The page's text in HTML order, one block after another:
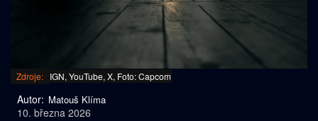
Zdroje: IGN, YouTube, X, Foto: Capcom
Autor: Matouš Klíma
10. března 2026